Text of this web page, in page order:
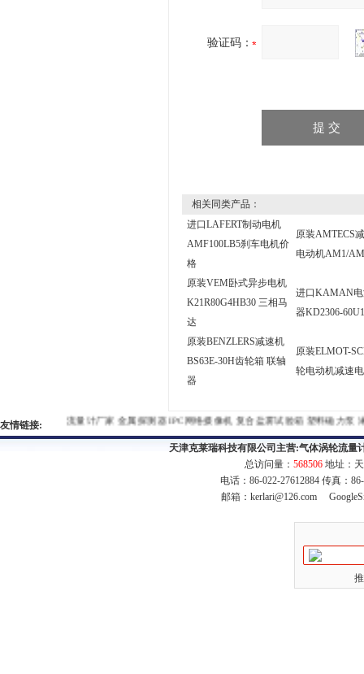
验证码：
相关同类产品：
进口LAFERT制动电机
AMF100LB5刹车电机价
格
原装AMTECS
电动机AM1/
原装VEM卧式异步电机
K21R80G4HB30 三相马
达
进口KAMAN
器KD2306-
原装BENZLERS减速机
BS63E-30H齿轮箱 联轴
器
原装ELMOT-
轮电动机减速
友情链接: 流量计厂家金属探测器IPC网络摄像机复合盐雾试验箱塑料磁力
天津克莱瑞科技有限公司主营:气体涡轮流量
总访问量： 568506 地址：
电话：86-022-27612884 传真：
邮箱： kerlari@126.com